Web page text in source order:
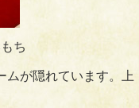
ち
ムが隠れています。上